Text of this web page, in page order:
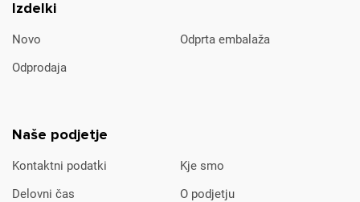
Izdelki
Novo
Odprta embalaža
Odprodaja
Naše podjetje
Kontaktni podatki
Kje smo
Delovni čas
O podjetju